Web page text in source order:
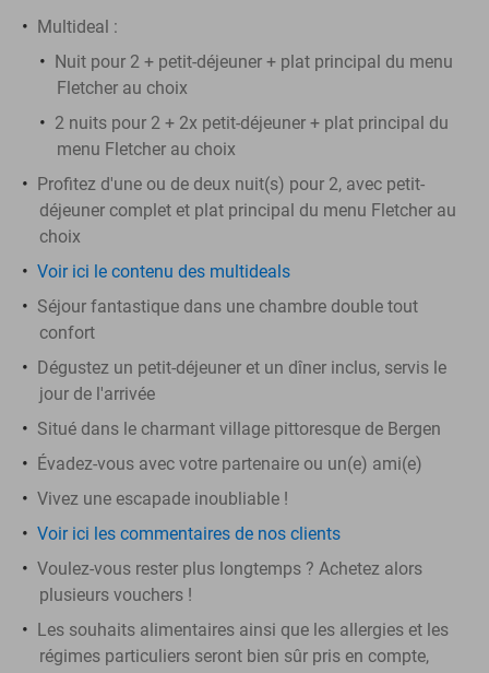
Multideal :
Nuit pour 2 + petit-déjeuner + plat principal du menu
Fletcher au choix
2 nuits pour 2 + 2x petit-déjeuner + plat principal du
menu Fletcher au choix
Profitez d'une ou de deux nuit(s) pour 2, avec petit-
déjeuner complet et plat principal du menu Fletcher au
choix
Voir ici le contenu des multideals
Séjour fantastique dans une chambre double tout
confort
Dégustez un petit-déjeuner et un dîner inclus, servis le
jour de l'arrivée
Situé dans le charmant village pittoresque de Bergen
Évadez-vous avec votre partenaire ou un(e) ami(e)
Vivez une escapade inoubliable !
Voir ici les commentaires de nos clients
Voulez-vous rester plus longtemps ? Achetez alors
plusieurs vouchers !
Les souhaits alimentaires ainsi que les allergies et les
régimes particuliers seront bien sûr pris en compte,